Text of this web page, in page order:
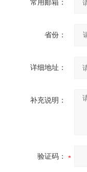
常用邮箱：
省份：
详细地址：
补充说明：
验证码：